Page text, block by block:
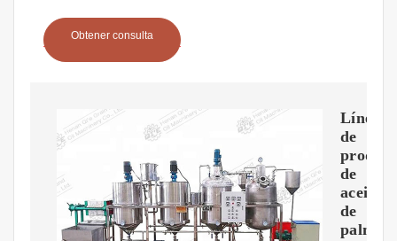
Obtener consulta
Línea
de
de
aceite
de
palma